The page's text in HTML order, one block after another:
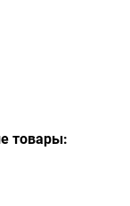
товары: